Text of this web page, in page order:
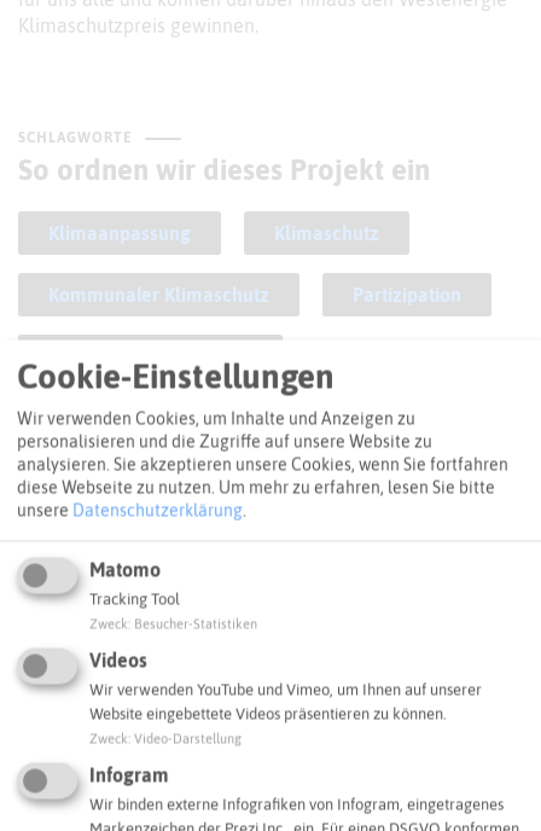
Klimaschutzpreis gewinnen.
SCHLAGWORTE
So ordnen wir dieses Projekt ein
Klimaanpassung Klimaschutz
Kommunaler Klimaschutz Partizipation
Oer-Erkenschwick
ANFAHRT
So kommt ihr zum Ziel
+
Cookie-Einstellungen
Wir verwenden Cookies, um Inhalte und Anzeigen zu
personalisieren und die Zugriffe auf unsere Website zu
analysieren. Sie akzeptieren unsere Cookies, wenn Sie fortfahren
diese Webseite zu nutzen. Um mehr zu erfahren, lesen Sie bitte
unsere Datenschutzerklärung.
Matomo
Tracking Tool
Zweck Besucher-Statistiken
Videos
Wir verwenden YouTube und Vimeo, um Ihnen auf unserer
Website eingebettete Videos präsentieren zu können.
Zweck Video-Darstellung
Infogram
Wir binden externe Infografiken von Infogram, eingetragenes